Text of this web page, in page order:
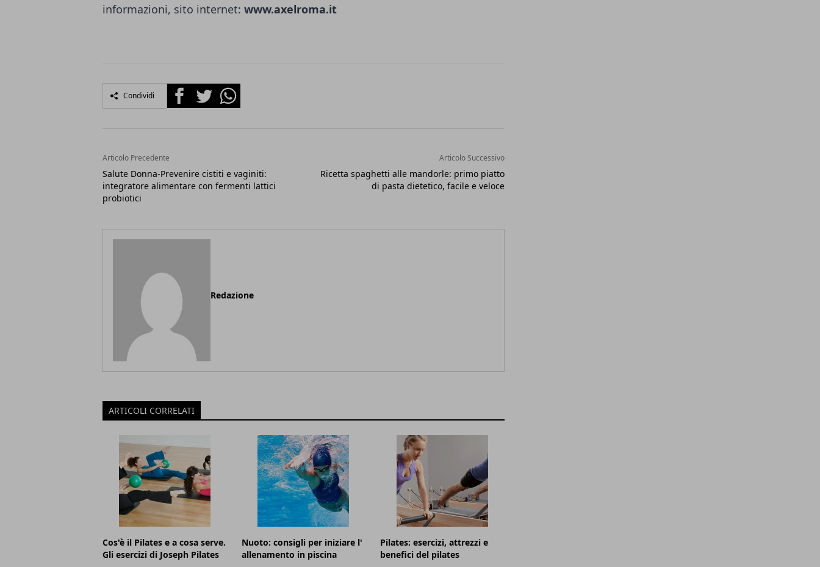
informazioni, sito internet: www.axelroma.it
Condividi FacebookTwitterWhatsapp
Articolo Precedente
Salute Donna-Prevenire cistiti e vaginiti:
integratore alimentare con fermenti lattici
probiotici
Articolo Successivo
Ricetta spaghetti alle mandorle: primo piatto
di pasta dietetico, facile e veloce
Redazione
ARTICOLI CORRELATI
Cos'è il Pilates e a cosa serve.
Gli esercizi di Joseph Pilates
Nuoto: consigli per iniziare l'
allenamento in piscina
Pilates: esercizi, attrezzi e
benefici del pilates